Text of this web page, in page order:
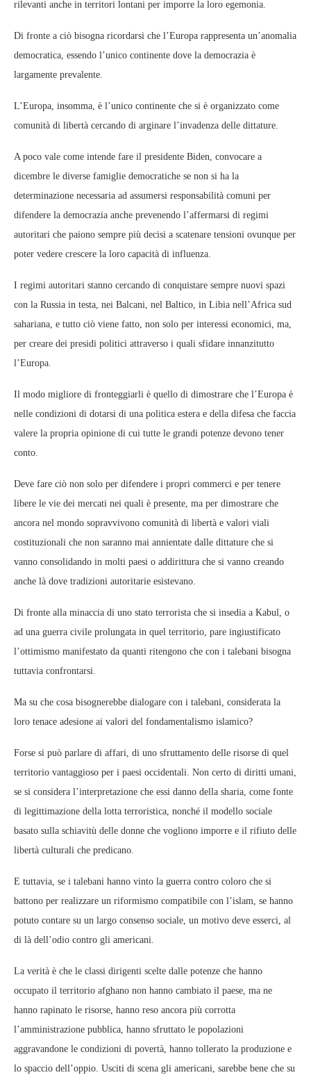
rilevanti anche in territori lontani per imporre la loro egemonia.
Di fronte a ciò bisogna ricordarsi che l’Europa rappresenta un’anomalia
democratica, essendo l’unico continente dove la democrazia è
largamente prevalente.
L’Europa, insomma, è l’unico continente che si è organizzato come
comunità di libertà cercando di arginare l’invadenza delle dittature.
A poco vale come intende fare il presidente Biden, convocare a
dicembre le diverse famiglie democratiche se non si ha la
determinazione necessaria ad assumersi responsabilità comuni per
difendere la democrazia anche prevenendo l’affermarsi di regimi
autoritari che paiono sempre più decisi a scatenare tensioni ovunque per
poter vedere crescere la loro capacità di influenza.
I regimi autoritari stanno cercando di conquistare sempre nuovi spazi
con la Russia in testa, nei Balcani, nel Baltico, in Libia nell’Africa sud
sahariana, e tutto ciò viene fatto, non solo per interessi economici, ma,
per creare dei presidi politici attraverso i quali sfidare innanzitutto
l’Europa.
Il modo migliore di fronteggiarli è quello di dimostrare che l’Europa è
nelle condizioni di dotarsi di una politica estera e della difesa che faccia
valere la propria opinione di cui tutte le grandi potenze devono tener
conto.
Deve fare ciò non solo per difendere i propri commerci e per tenere
libere le vie dei mercati nei quali è presente, ma per dimostrare che
ancora nel mondo sopravvivono comunità di libertà e valori viali
costituzionali che non saranno mai annientate dalle dittature che si
vanno consolidando in molti paesi o addirittura che si vanno creando
anche là dove tradizioni autoritarie esistevano.
Di fronte alla minaccia di uno stato terrorista che si insedia a Kabul, o
ad una guerra civile prolungata in quel territorio, pare ingiustificato
l’ottimismo manifestato da quanti ritengono che con i talebani bisogna
tuttavia confrontarsi.
Ma su che cosa bisognerebbe dialogare con i talebani, considerata la
loro tenace adesione ai valori del fondamentalismo islamico?
Forse si può parlare di affari, di uno sfruttamento delle risorse di quel
territorio vantaggioso per i paesi occidentali. Non certo di diritti umani,
se si considera l’interpretazione che essi danno della sharia, come fonte
di legittimazione della lotta terroristica, nonché il modello sociale
basato sulla schiavitù delle donne che vogliono imporre e il rifiuto delle
libertà culturali che predicano.
E tuttavia, se i talebani hanno vinto la guerra contro coloro che si
battono per realizzare un riformismo compatibile con l’islam, se hanno
potuto contare su un largo consenso sociale, un motivo deve esserci, al
di là dell’odio contro gli americani.
La verità è che le classi dirigenti scelte dalle potenze che hanno
occupato il territorio afghano non hanno cambiato il paese, ma ne
hanno rapinato le risorse, hanno reso ancora più corrotta
l’amministrazione pubblica, hanno sfruttato le popolazioni
aggravandone le condizioni di povertà, hanno tollerato la produzione e
lo spaccio dell’oppio. Usciti di scena gli americani, sarebbe bene che su